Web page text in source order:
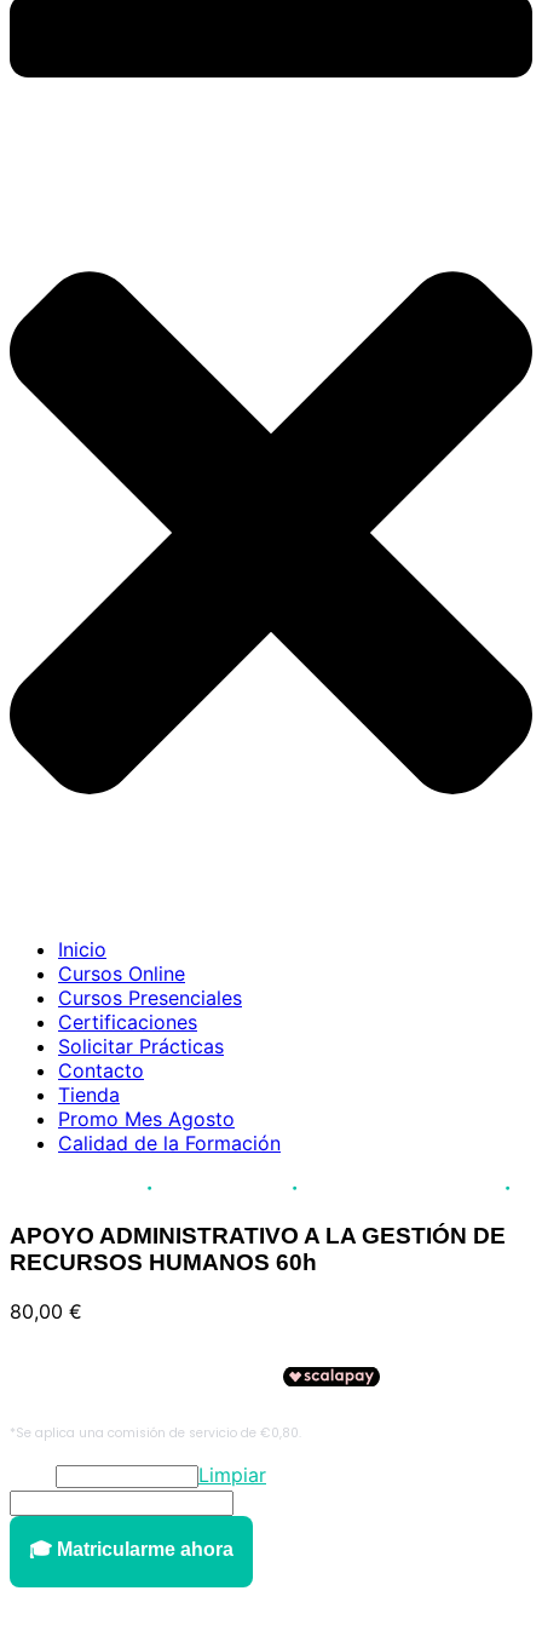
Inicio
Cursos Online
Cursos Presenciales
Certificaciones
Solicitar Prácticas
Contacto
Tienda
Promo Mes Agosto
Calidad de la Formación
Acreditación JCCM Pago fraccionado disponible
APOYO ADMINISTRATIVO A LA GESTIÓN DE
RECURSOS HUMANOS 60h
80,00 €
Limpiar
APOYO
ADMINISTRATIVO
🎓 Matricularme ahora